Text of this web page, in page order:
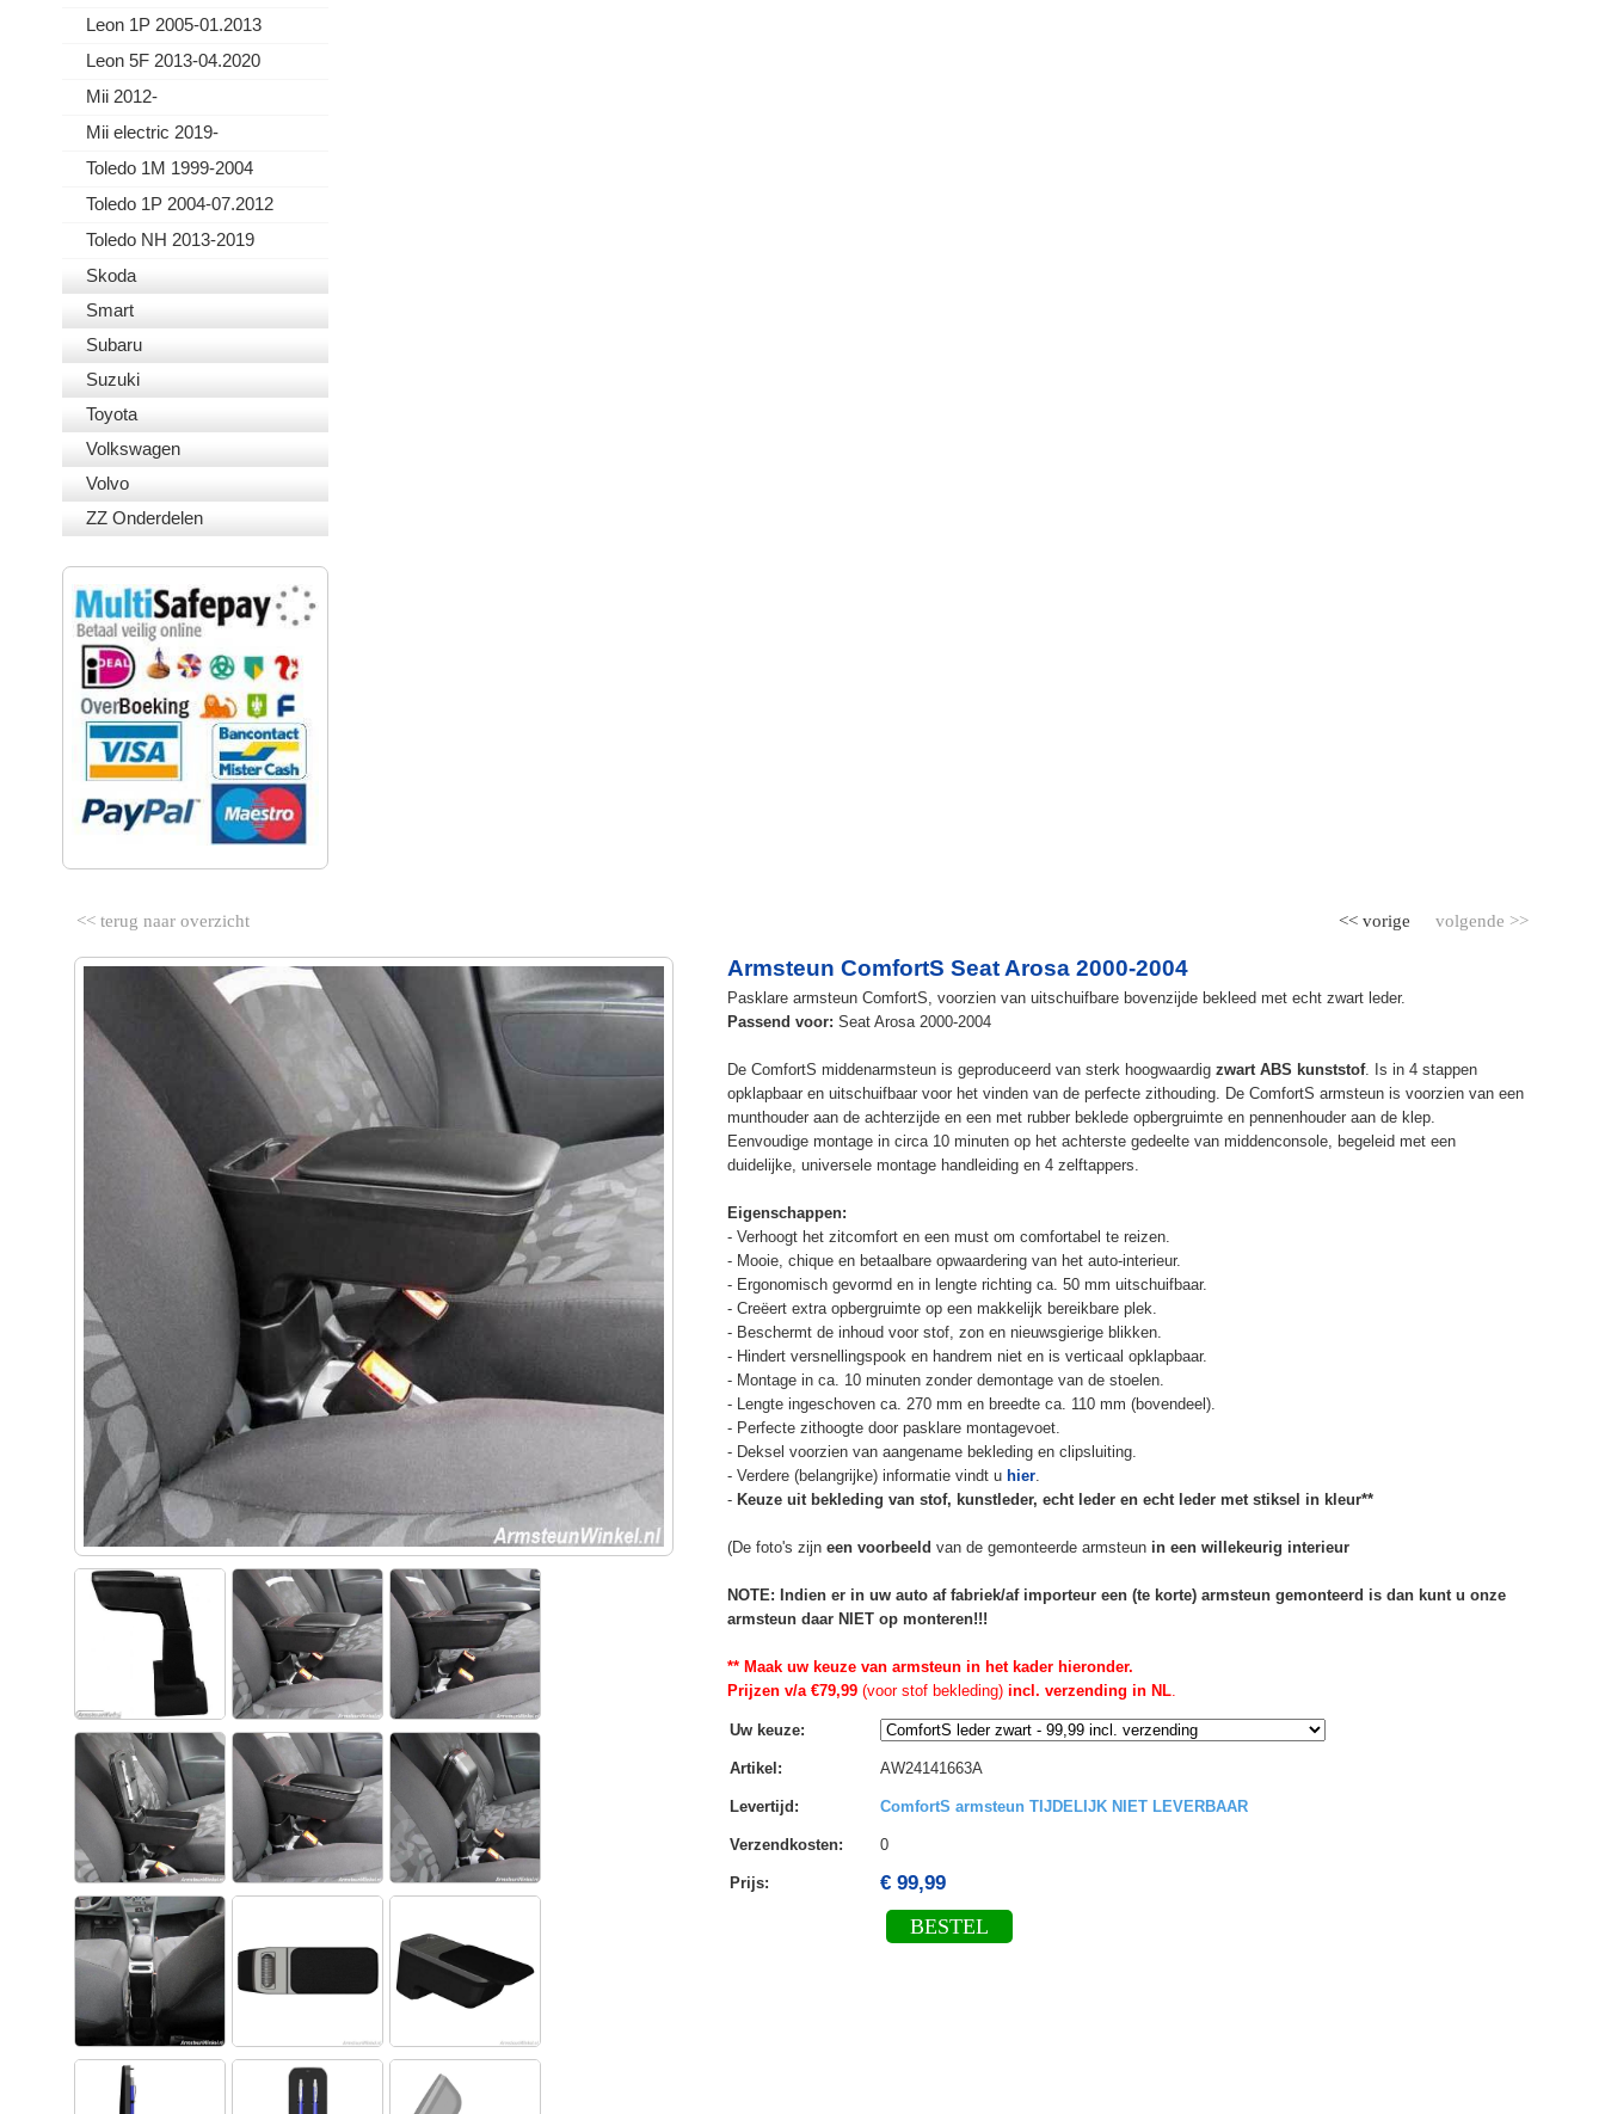
Leon 1P 2005-01.2013
Leon 5F 2013-04.2020
Mii 2012-
Mii electric 2019-
Toledo 1M 1999-2004
Toledo 1P 2004-07.2012
Toledo NH 2013-2019
Skoda
Smart
Subaru
Suzuki
Toyota
Volkswagen
Volvo
ZZ Onderdelen
<< terug naar overzicht volgende >>
<< vorige
Armsteun ComfortS Seat Arosa 2000-2004
Pasklare armsteun ComfortS, voorzien van uitschuifbare bovenzijde bekleed met echt zwart leder.
Passend voor: Seat Arosa 2000-2004
De ComfortS middenarmsteun is geproduceerd van sterk hoogwaardig zwart ABS kunststof. Is in 4 stappen
opklapbaar en uitschuifbaar voor het vinden van de perfecte zithouding. De ComfortS armsteun is voorzien van een
munthouder aan de achterzijde en een met rubber beklede opbergruimte en pennenhouder aan de klep.
Eenvoudige montage in circa 10 minuten op het achterste gedeelte van middenconsole, begeleid met een
duidelijke, universele montage handleiding en 4 zelftappers.
Eigenschappen:
- Verhoogt het zitcomfort en een must om comfortabel te reizen.
- Mooie, chique en betaalbare opwaardering van het auto-interieur.
- Ergonomisch gevormd en in lengte richting ca. 50 mm uitschuifbaar.
- Creëert extra opbergruimte op een makkelijk bereikbare plek.
- Beschermt de inhoud voor stof, zon en nieuwsgierige blikken.
- Hindert versnellingspook en handrem niet en is verticaal opklapbaar.
- Montage in ca. 10 minuten zonder demontage van de stoelen.
- Lengte ingeschoven ca. 270 mm en breedte ca. 110 mm (bovendeel).
- Perfecte zithoogte door pasklare montagevoet.
- Deksel voorzien van aangename bekleding en clipsluiting.
- Verdere (belangrijke) informatie vindt u hier.
- Keuze uit bekleding van stof, kunstleder, echt leder en echt leder met stiksel in kleur**
(De foto's zijn een voorbeeld van de gemonteerde armsteun in een willekeurig interieur
NOTE: Indien er in uw auto af fabriek/af importeur een (te korte) armsteun gemonteerd is dan kunt u onze
armsteun daar NIET op monteren!!!
** Maak uw keuze van armsteun in het kader hieronder.
Prijzen v/a €79,99(voor stof bekleding)incl. verzending in NL.
Uw keuze:
Artikel : AW24141663A
Levertijd : ComfortS armsteun TIJDELIJK NIET LEVERBAAR
Verzendkosten: 0
Prijs: € 99,99
BESTEL